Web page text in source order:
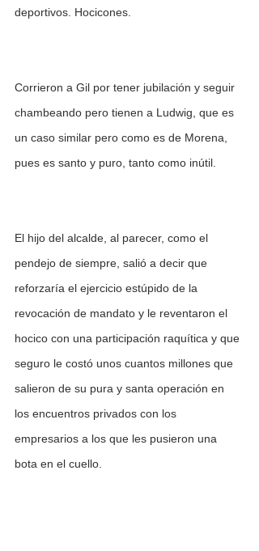
deportivos. Hocicones.
Corrieron a Gil por tener jubilación y seguir
chambeando pero tienen a Ludwig, que es
un caso similar pero como es de Morena,
pues es santo y puro, tanto como inútil.
El hijo del alcalde, al parecer, como el
pendejo de siempre, salió a decir que
reforzaría el ejercicio estúpido de la
revocación de mandato y le reventaron el
hocico con una participación raquítica y que
seguro le costó unos cuantos millones que
salieron de su pura y santa operación en
los encuentros privados con los
empresarios a los que les pusieron una
bota en el cuello.